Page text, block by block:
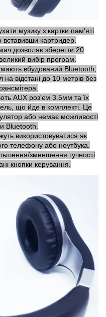
музику з картки пам'яті
картридер.
дозволяє зберегти 20
вибір програм.
вбудований Bluetooth,
відстані до 10 метрів без
AUX роз'єм 3.5мм та їх
що йде в комплекті. Це
або немає можливості
Bluetooth.
використовуватися як
телефону або ноутбука.
зменшення гучності
кнопки керування.